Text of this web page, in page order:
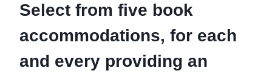
Select from five book
accommodations, for each
and every providing an